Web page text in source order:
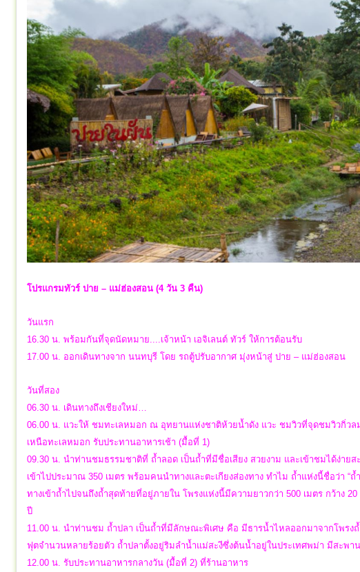
โปรแกรมทัวร์ ปาย – แม่ฮ่องสอน (4 วัน 3 คืน)
วันแรก
16.30 น. พร้อมกันที่จุดนัดหมาย....เจ้าหน้า เอจิเลนต์ ทัวร์ ให้การต้อนรับ
17.00 น. ออกเดินทางจาก นนทบุรี โดย รถตู้ปรับอากาศ มุ่งหน้าสู่ ปาย – แม่ฮ่องสอน
วันที่สอง
06.30 น. เดินทางถึงเชียงใหม่…
06.00 น. แวะให้ ชมทะเลหมอก ณ อุทยานแห่งชาติห้วยน้ำดัง แวะ ชมวิวที่จุดชมวิวกิ่วล
เหนือทะเลหมอก รับประทานอาหารเช้า (มื้อที่ 1)
09.30 น. นำท่านชมธรรมชาติที่ ถ้ำลอด เป็นถ้ำที่มีชื่อเสียง สวยงาม และเข้าชมได้ง่าย
เข้าไปประมาณ 350 เมตร พร้อมคนนำทางและตะเกียงส่องทาง ทำไม ถ้ำแห่งนี้ชื่อว่า “
ทางเข้าถ้ำไปจนถึงถ้ำสุดท้ายที่อยู่ภายใน โพรงแห่งนี้มีความยาวกว่า 500 เมตร กว้าง
ปี
11.00 น. นำท่านชม ถ้ำปลา เป็นถ้ำที่มีลักษณะพิเศษ คือ มีธารน้ำไหลออกมาจากโพรง
ฟุตจำนวนหลายร้อยตัว ถ้ำปลาตั้งอยู่ริมลำน้ำแม่สะงีซึ่งต้นน้ำอยู่ในประเทศพม่า มีสะพา
12.00 น. รับประทานอาหารกลางวัน (มื้อที่ 2) ที่ร้านอาหาร